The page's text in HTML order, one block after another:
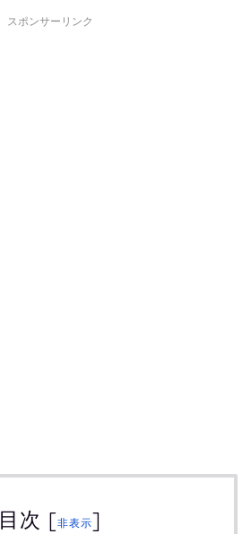
スポンサーリンク
目次 [非表示]